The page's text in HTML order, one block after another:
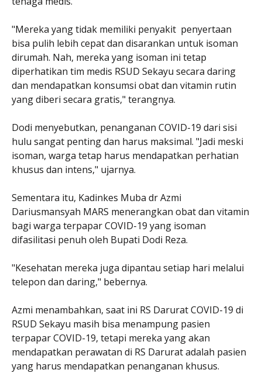
"Mereka yang tidak memiliki penyakit penyertaan
bisa pulih lebih cepat dan disarankan untuk isoman
dirumah. Nah, mereka yang isoman ini tetap
diperhatikan tim medis RSUD Sekayu secara daring
dan mendapatkan konsumsi obat dan vitamin rutin
yang diberi secara gratis," terangnya.
Dodi menyebutkan, penanganan COVID-19 dari sisi
hulu sangat penting dan harus maksimal. "Jadi meski
isoman, warga tetap harus mendapatkan perhatian
khusus dan intens," ujarnya.
Sementara itu, Kadinkes Muba dr Azmi
Dariusmansyah MARS menerangkan obat dan vitamin
bagi warga terpapar COVID-19 yang isoman
difasilitasi penuh oleh Bupati Dodi Reza.
"Kesehatan mereka juga dipantau setiap hari melalui
telepon dan daring," bebernya.
Azmi menambahkan, saat ini RS Darurat COVID-19 di
RSUD Sekayu masih bisa menampung pasien
terpapar COVID-19, tetapi mereka yang akan
mendapatkan perawatan di RS Darurat adalah pasien
yang harus mendapatkan penanganan khusus.